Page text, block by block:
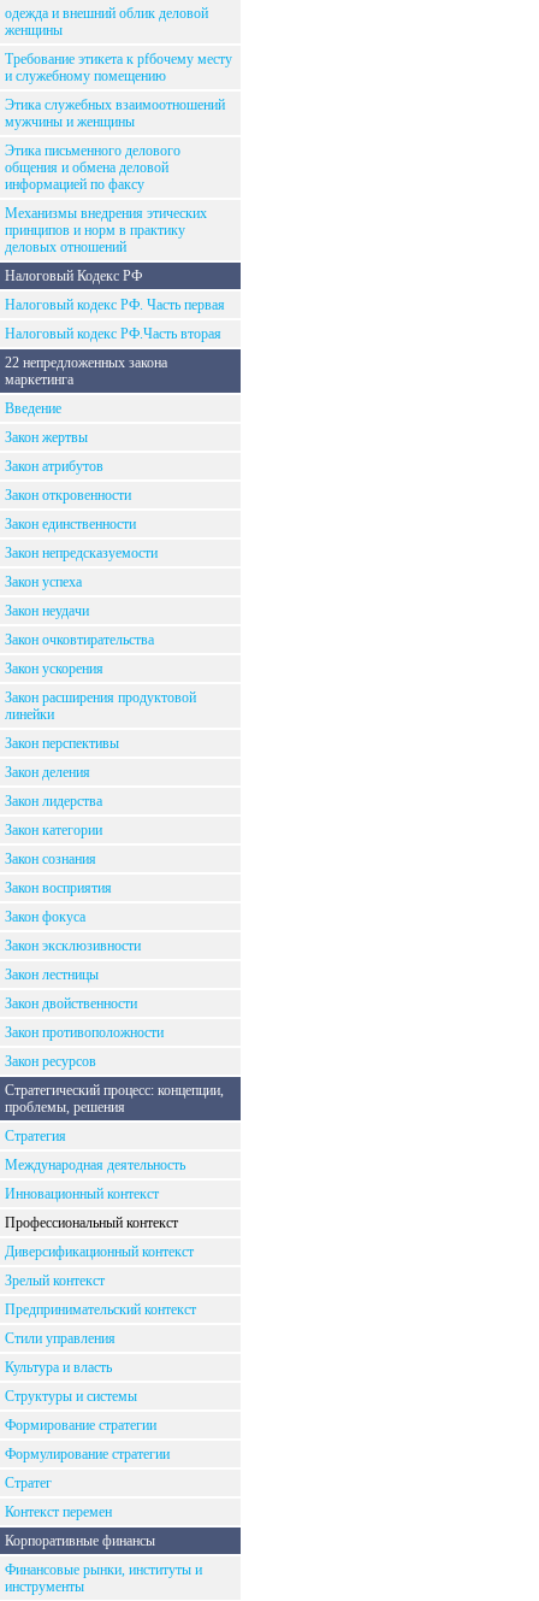
одежда и внешний облик деловой
женщины
Требование этикета к рfбочему месту
и служебному помещению
Этика служебных взаимоотношений
мужчины и женщины
Этика письменного делового
общения и обмена деловой
информацией по факсу
Механизмы внедрения этических
принципов и норм в практику
деловых отношений
Налоговый Кодекс РФ
Налоговый кодекс РФ. Часть первая
Налоговый кодекс РФ.Часть вторая
22 непредложенных закона
маркетинга
Введение
Закон жертвы
Закон атрибутов
Закон откровенности
Закон единственности
Закон непредсказуемости
Закон успеха
Закон неудачи
Закон очковтирательства
Закон ускорения
Закон расширения продуктовой
линейки
Закон перспективы
Закон деления
Закон лидерства
Закон категории
Закон сознания
Закон восприятия
Закон фокуса
Закон эксклюзивности
Закон лестницы
Закон двойственности
Закон противоположности
Закон ресурсов
Стратегический процесс: концепции,
проблемы, решения
Стратегия
Международная деятельность
Инновационный контекст
Профессиональный контекст
Диверсификационный контекст
Зрелый контекст
Предпринимательский контекст
Стили управления
Культура и власть
Структуры и системы
Формирование стратегии
Формулирование стратегии
Стратег
Контекст перемен
Корпоративные финансы
Финансовые рынки, институты и
инструменты